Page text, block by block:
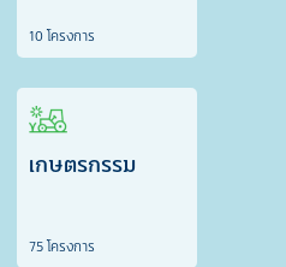
10 โครงการ
เกษตรกรรม
75 โครงการ